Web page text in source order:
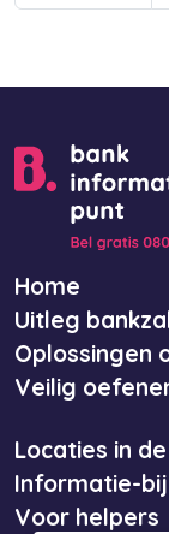
Home
Uitleg
Oplossingen
Veilig
Locaties in
Informatie-
Voor helpers